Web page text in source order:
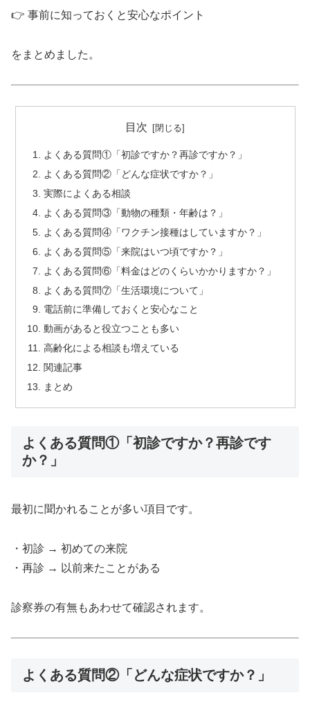
👉 事前に知っておくと安心なポイント
をまとめました。
目次
よくある質問①「初診ですか？再診ですか？」
よくある質問②「どんな症状ですか？」
実際によくある相談
よくある質問③「動物の種類・年齢は？」
よくある質問④「ワクチン接種はしていますか？」
よくある質問⑤「来院はいつ頃ですか？」
よくある質問⑥「料金はどのくらいかかりますか？」
よくある質問⑦「生活環境について」
電話前に準備しておくと安心なこと
動画があると役立つことも多い
高齢化による相談も増えている
関連記事
まとめ
よくある質問①「初診ですか？再診です
か？」
最初に聞かれることが多い項目です。
・初診 → 初めての来院
・再診 → 以前来たことがある
診察券の有無もあわせて確認されます。
よくある質問②「どんな症状ですか？」